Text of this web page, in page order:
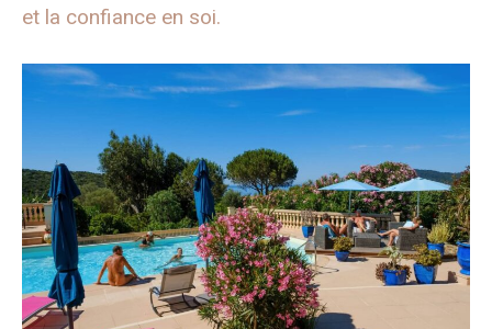
et la confiance en soi.